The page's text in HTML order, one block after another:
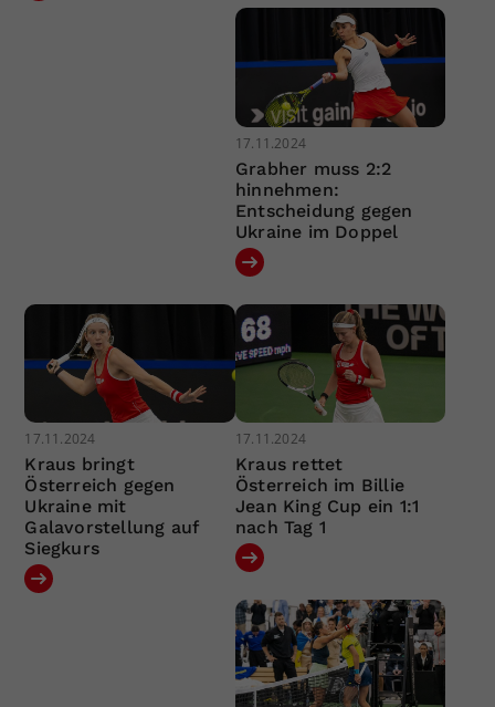
17.11.2024
Grabher muss 2:2
hinnehmen:
Entscheidung gegen
Ukraine im Doppel
17.11.2024
Kraus bringt
Österreich gegen
Ukraine mit
Galavorstellung auf
Siegkurs
17.11.2024
Kraus rettet
Österreich im Billie
Jean King Cup ein 1:1
nach Tag 1